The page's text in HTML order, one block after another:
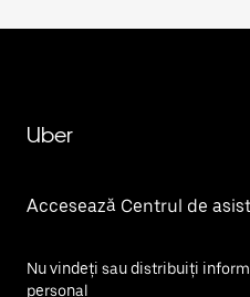
Uber
Accesează Centrul de
Nu vindeți sau distribuiți
personal